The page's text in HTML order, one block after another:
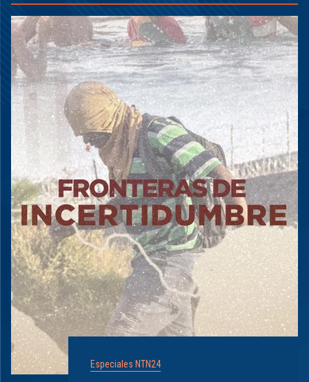
Especiales NTN24